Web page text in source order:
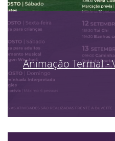
Animação Termal -